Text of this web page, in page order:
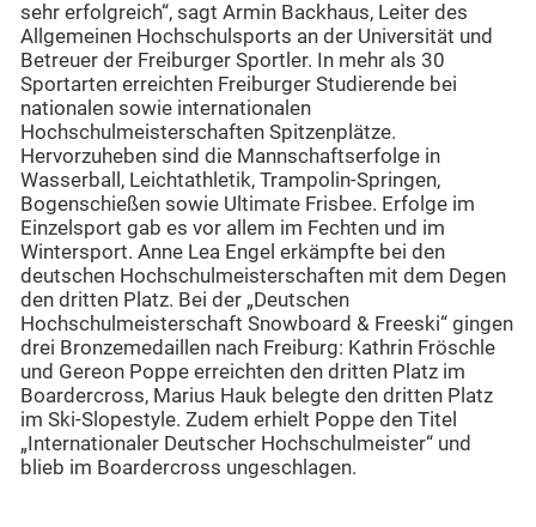
sehr erfolgreich“, sagt Armin Backhaus, Leiter des
Allgemeinen Hochschulsports an der Universität und
Betreuer der Freiburger Sportler. In mehr als 30
Sportarten erreichten Freiburger Studierende bei
nationalen sowie internationalen
Hochschulmeisterschaften Spitzenplätze.
Hervorzuheben sind die Mannschaftserfolge in
Wasserball, Leichtathletik, Trampolin-Springen,
Bogenschießen sowie Ultimate Frisbee. Erfolge im
Einzelsport gab es vor allem im Fechten und im
Wintersport. Anne Lea Engel erkämpfte bei den
deutschen Hochschulmeisterschaften mit dem Degen
den dritten Platz. Bei der „Deutschen
Hochschulmeisterschaft Snowboard & Freeski“ gingen
drei Bronzemedaillen nach Freiburg: Kathrin Fröschle
und Gereon Poppe erreichten den dritten Platz im
Boardercross, Marius Hauk belegte den dritten Platz
im Ski-Slopestyle. Zudem erhielt Poppe den Titel
„Internationaler Deutscher Hochschulmeister“ und
blieb im Boardercross ungeschlagen.